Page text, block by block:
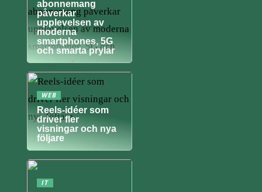
abonnemang
påverkar
upplevelsen av
moderna
smartphones, 5G
och smarta prylar
WEB
Reels-idéer som
driver fler
visningar och nya
följare
IT